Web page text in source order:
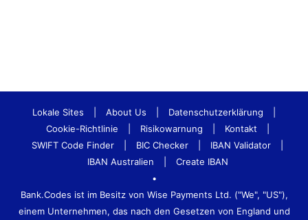
Lokale Sites About Us Datenschutzerklärung
Cookie-Richtlinie
Risikowarnung Kontakt
SWIFT Code Finder
BIC Checker IBAN Validator
IBAN Australien
Create IBAN
•
Bank.Codes ist im Besitz von Wise Payments Ltd. ("We", "US"),
einem Unternehmen, das nach den Gesetzen von England und